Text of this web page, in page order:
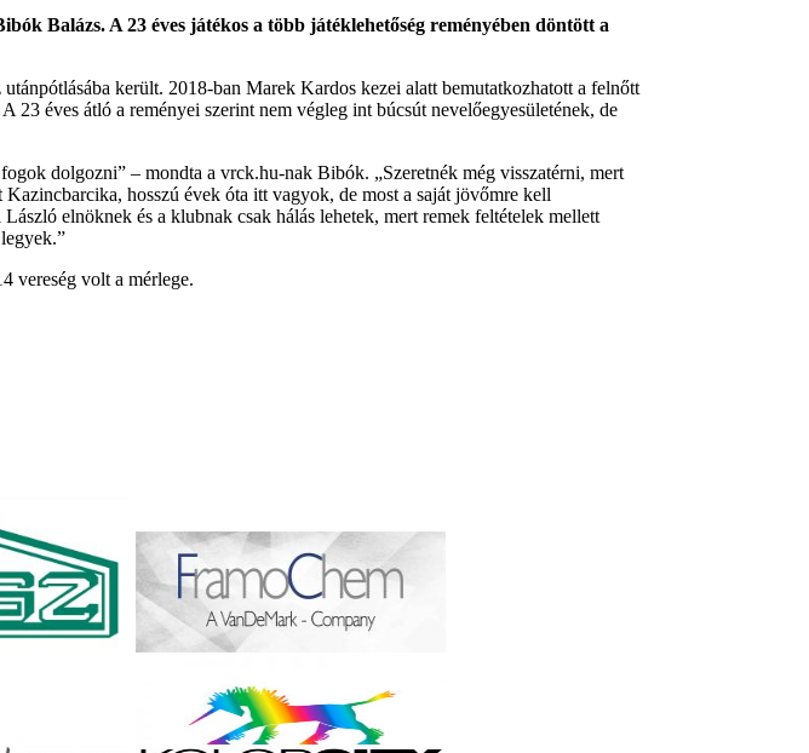
Balázs. A 23 éves játékos a több játéklehetőség reményében döntött a
került. 2018-ban Marek Kardos kezei alatt bemutatkozhatott a felnőtt
23 éves átló a reményei szerint nem végleg int búcsút nevelőegyesületének, de
dolgozni” – mondta a vrck.hu-nak Bibók. „Szeretnék még visszatérni, mert
hosszú évek óta itt vagyok, de most a saját jövőmre kell
elnöknek és a klubnak csak hálás lehetek, mert remek feltételek mellett
vereség volt a mérlege.